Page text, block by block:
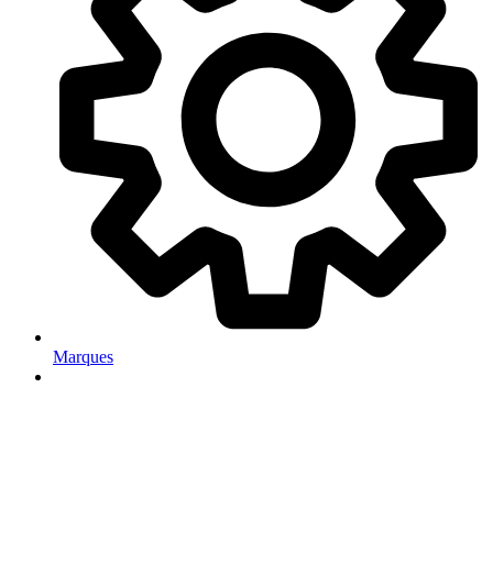
Marques